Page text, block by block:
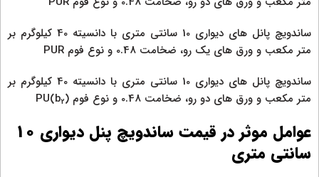
ساندویچ پانل های دیواری 10 سانتی متری با دانسیته 40 کیلوگرم بر
متر مکعب و ورق های یک رو، ضخامت 0.48 و نوع فوم PUR
ساندویچ پانل های دیواری 10 سانتی متری با دانسیته 40 کیلوگرم بر
متر مکعب و ورق های دو رو، ضخامت 0.48 و نوع فوم PU(b
2)
عوامل موثر در قیمت ساندویچ پنل دیواری 10
سانتی متری